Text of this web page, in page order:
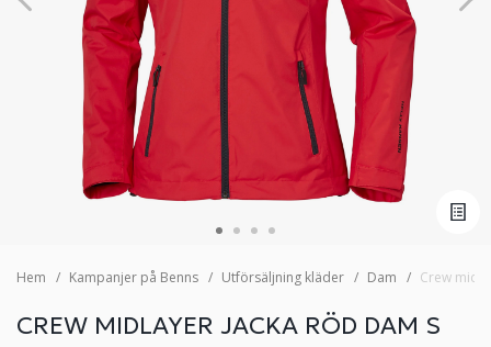
Hem Kampanjer på Benns Utförsäljning kläder Dam Crew
CREW MIDLAYER JACKA RÖD DAM S